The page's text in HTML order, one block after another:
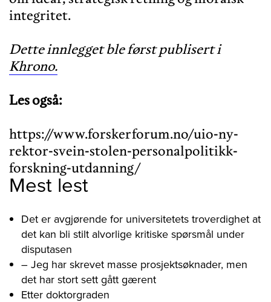
integritet.
Dette innlegget ble først publisert i
Khrono.
Les også:
https://www.forskerforum.no/uio-ny-
rektor-svein-stolen-personalpolitikk-
forskning-utdanning/
Mest lest
Det er avgjørende for universitetets troverdighet at
det kan bli stilt alvorlige kritiske spørsmål under
disputasen
– Jeg har skrevet masse prosjektsøknader, men
det har stort sett gått gærent
Etter doktorgraden